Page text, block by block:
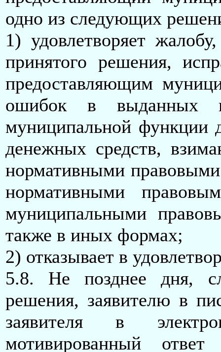
одно из следующих
1) удовлетворяет
принятого решения,
предоставляющим
ошибок в выданных в
муниципальной функции
денежных средств,
нормативными
нормативными
муниципальными
также в иных формах;
2) отказывает в
5.8. Не позднее дня,
решения, заявителю в
заявителя в
мотивированный ответ